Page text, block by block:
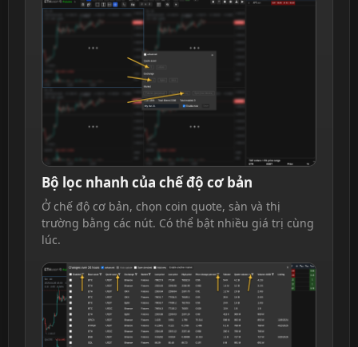
Bộ lọc nhanh của chế độ cơ bản
Ở chế độ cơ bản, chọn coin quote, sàn và thị
trường bằng các nút. Có thể bật nhiều giá trị cùng
lúc.